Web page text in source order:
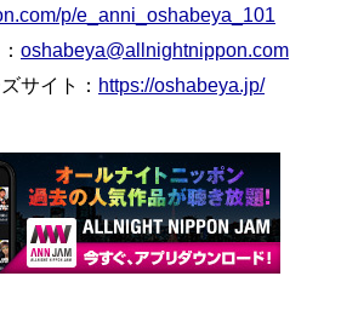
p/e_anni_oshabeya_101
oshabeya@allnightnippon.com
サイト： https://oshabeya.jp/